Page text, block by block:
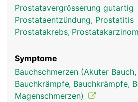
Prostatavergrösserung gutartig
Prostataentzündung, Prostatitis
Prostatakrebs, Prostatakarzinom
Symptome
Bauchschmerzen (Akuter
Bauchkrämpfe, Bauchkrämpfe,
Magenschmerzen)